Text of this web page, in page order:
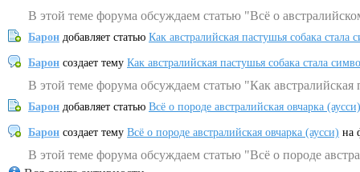
В этой теме форума обсуждаем статью "Всё о
Барон добавляет статью Как австралийская пастушья собака
Барон создает тему Как австралийская пастушья собака стала
В этой теме форума обсуждаем статью "Как
Барон добавляет статью Всё о породе австралийская овчарка (аусси)
Барон создает тему Всё о породе австралийская овчарка (аусси) на
В этой теме форума обсуждаем статью "Всё о породе